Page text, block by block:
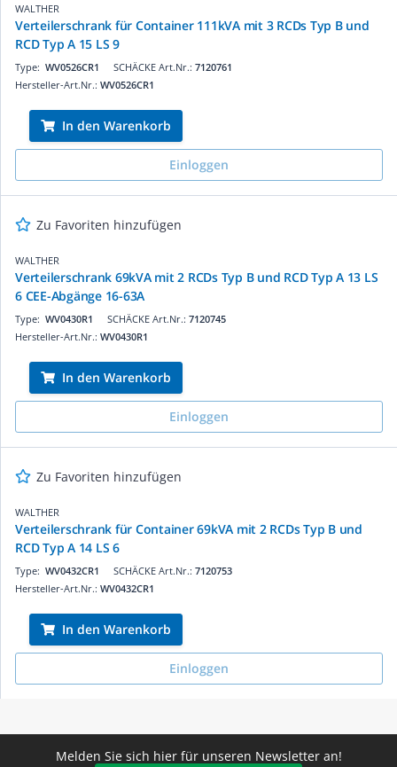
WALTHER
Verteilerschrank für Container 111kVA mit 3 RCDs Typ B und
RCD Typ A 15 LS 9
SCHÄCKE Art.Nr.: 7120761
Type: WV0526CR1
Hersteller-Art.Nr.: WV0526CR1
In den Warenkorb
Einloggen
Zu Favoriten hinzufügen
WALTHER
Verteilerschrank 69kVA mit 2 RCDs Typ B und RCD Typ A 13 LS
6 CEE-Abgänge 16-63A
SCHÄCKE Art.Nr.: 7120745
Type: WV0430R1
Hersteller-Art.Nr.: WV0430R1
In den Warenkorb
Einloggen
Zu Favoriten hinzufügen
WALTHER
Verteilerschrank für Container 69kVA mit 2 RCDs Typ B und
RCD Typ A 14 LS 6
SCHÄCKE Art.Nr.: 7120753
Type: WV0432CR1
Hersteller-Art.Nr.: WV0432CR1
In den Warenkorb
Einloggen
Melden Sie sich hier für unseren Newsletter an!